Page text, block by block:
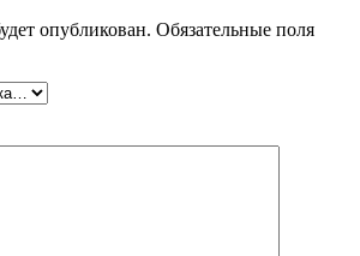
опубликован. Обязательные поля